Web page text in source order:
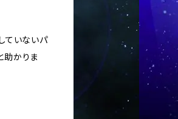
ていないパ
助かりま